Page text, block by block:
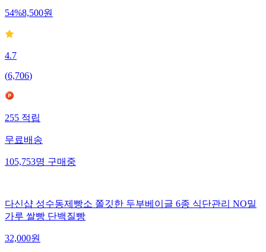
54%8,500원
4.7
(6,706)
255적립
무료배송
105,753명구매중
다신샵 성수동제빵소 쫄깃한 두부베이글 6종 식단관리 NO밀
가루 쌀빵 단백질빵
32,000원